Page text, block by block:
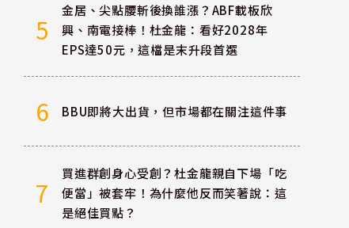
5
金居、尖點腰斬後換誰漲？ABF載板欣
興、南電接棒！杜金龍：看好2028年
EPS達50元，這檔是末升段首選
6 BBU即將大出貨，但市場都在關注這件事
7
買進群創身心受創？杜金龍親自下場「吃
便當」被套牢！為什麼他反而笑著說：這
是絕佳買點？